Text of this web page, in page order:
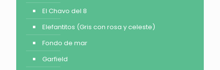
El Chavo del 8
Elefantitos (Gris con rosa y celeste)
Fondo de mar
Garfield